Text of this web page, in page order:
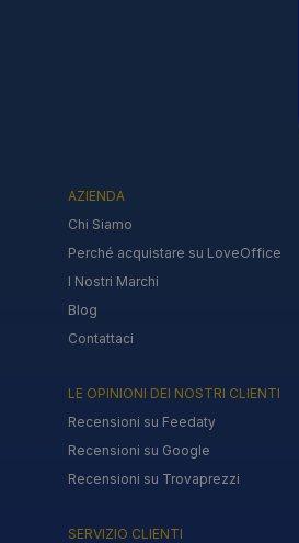
AZIENDA
Chi Siamo
Perché acquistare su LoveOffice
I Nostri Marchi
Blog
Contattaci
LE OPINIONI DEI NOSTRI CLIENTI
Recensioni su Feedaty
Recensioni su Google
Recensioni su Trovaprezzi
SERVIZIO CLIENTI